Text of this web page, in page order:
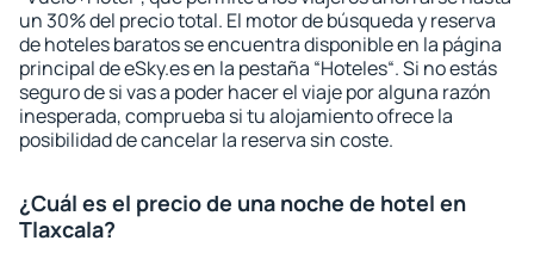
un 30% del precio total. El motor de búsqueda y reserva
de hoteles baratos se encuentra disponible en la página
principal de eSky.es en la pestaña “Hoteles“. Si no estás
seguro de si vas a poder hacer el viaje por alguna razón
inesperada, comprueba si tu alojamiento ofrece la
posibilidad de cancelar la reserva sin coste.
¿Cuál es el precio de una noche de hotel en
Tlaxcala?